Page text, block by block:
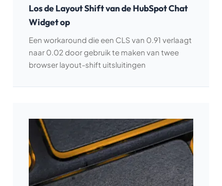
Los de Layout Shift van de HubSpot Chat
Widget op
Een workaround die een CLS van 0.91 verlaagt
naar 0.02 door gebruik te maken van twee
browser layout-shift uitsluitingen